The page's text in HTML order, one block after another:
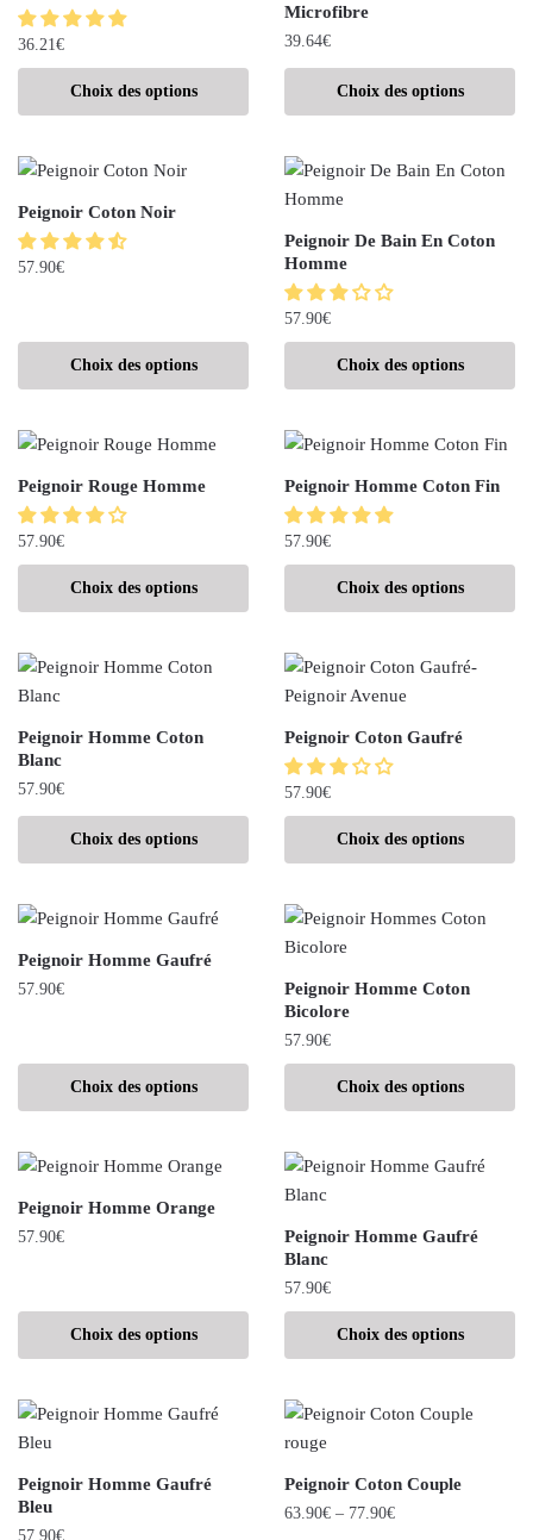
36.21€
Choix des options
Microfibre
39.64€
Choix des options
Peignoir Coton Noir
57.90€
Choix des options
Peignoir De Bain En Coton
Homme
57.90€
Choix des options
Peignoir Rouge Homme
57.90€
Choix des options
Peignoir Homme Coton Fin
57.90€
Choix des options
Peignoir Homme Coton
Blanc
57.90€
Choix des options
Peignoir Coton Gaufré
57.90€
Choix des options
Peignoir Homme Gaufré
57.90€
Choix des options
Peignoir Homme Coton
Bicolore
57.90€
Choix des options
Peignoir Homme Orange
57.90€
Choix des options
Peignoir Homme Gaufré
Blanc
57.90€
Choix des options
Peignoir Homme Gaufré
Bleu
57.90€
Peignoir Coton Couple
63.90€ – 77.90€